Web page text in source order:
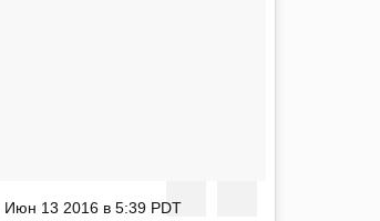
Июн 13 2016 в 5:39 PDT